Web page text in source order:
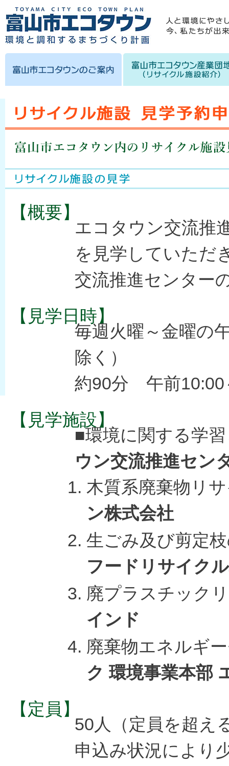
【概要】
エコタウン交流推
を見学していただ
交流推進センター
【見学日時】
毎週火曜～金曜の
除く）
約90分 午前10:00
【見学施設】
■環境に関する学
ウン交流推進セン
木質系廃棄物リ
ン株式会社
生ごみ及び剪定
フードリサイク
廃プラスチック
インド
廃棄物エネルギ
ク 環境事業本部
【定員】
50人（定員を超え
申込み状況により